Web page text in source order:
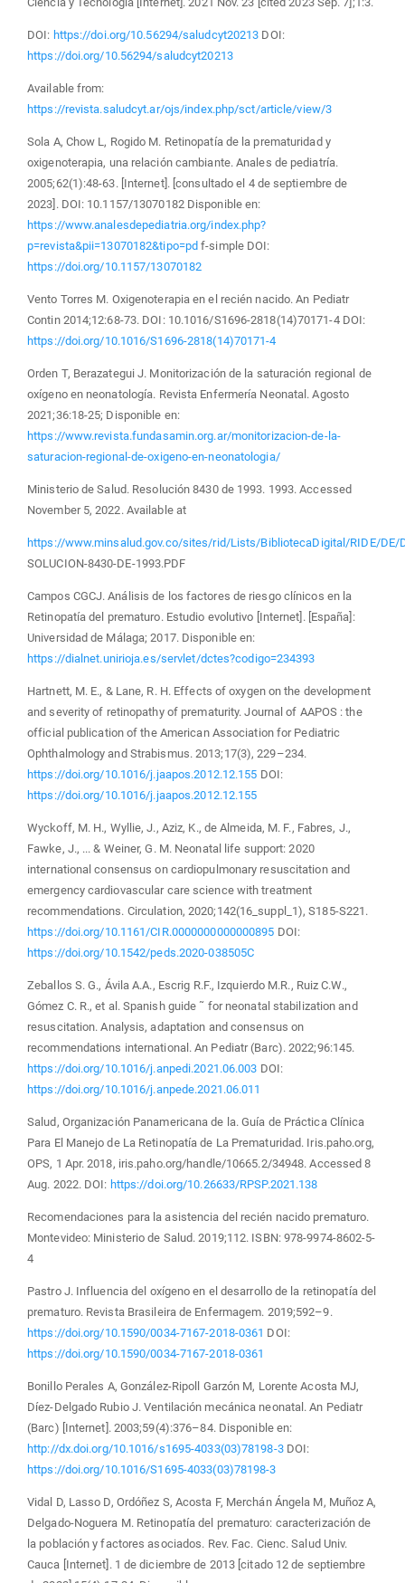
DOI: https://doi.org/10.56294/saludcyt20213 DOI:
https://doi.org/10.56294/saludcyt20213
Available from:
https://revista.saludcyt.ar/ojs/index.php/sct/article/view/3
Sola A, Chow L, Rogido M. Retinopatía de la prematuridad y
oxigenoterapia, una relación cambiante. Anales de pediatría.
2005;62(1):48-63. [Internet]. [consultado el 4 de septiembre de
2023]. DOI: 10.1157/13070182 Disponible en:
https://www.analesdepediatria.org/index.php?
p=revista&pii=13070182&tipo=pd f-simple DOI:
https://doi.org/10.1157/13070182
Vento Torres M. Oxigenoterapia en el recién nacido. An Pediatr
Contin 2014;12:68-73. DOI: 10.1016/S1696-2818(14)70171-4 DOI:
https://doi.org/10.1016/S1696-2818(14)70171-4
Orden T, Berazategui J. Monitorización de la saturación regional de
oxígeno en neonatología. Revista Enfermería Neonatal. Agosto
2021;36:18-25; Disponible en:
https://www.revista.fundasamin.org.ar/monitorizacion-de-la-
saturacion-regional-de-oxigeno-en-neonatologia/
Ministerio de Salud. Resolución 8430 de 1993. 1993. Accessed
November 5, 2022. Available at
https://www.minsalud.gov.co/sites/rid/Lists/BibliotecaDigital/RIDE/DE/
SOLUCION-8430-DE-1993.PDF
Campos CGCJ. Análisis de los factores de riesgo clínicos en la
Retinopatía del prematuro. Estudio evolutivo [Internet]. [España]:
Universidad de Málaga; 2017. Disponible en:
https://dialnet.unirioja.es/servlet/dctes?codigo=234393
Hartnett, M. E., & Lane, R. H. Effects of oxygen on the development
and severity of retinopathy of prematurity. Journal of AAPOS : the
official publication of the American Association for Pediatric
Ophthalmology and Strabismus. 2013;17(3), 229–234.
https://doi.org/10.1016/j.jaapos.2012.12.155 DOI:
https://doi.org/10.1016/j.jaapos.2012.12.155
Wyckoff, M. H., Wyllie, J., Aziz, K., de Almeida, M. F., Fabres, J.,
Fawke, J., ... & Weiner, G. M. Neonatal life support: 2020
international consensus on cardiopulmonary resuscitation and
emergency cardiovascular care science with treatment
recommendations. Circulation, 2020;142(16_suppl_1), S185-S221.
https://doi.org/10.1161/CIR.0000000000000895 DOI:
https://doi.org/10.1542/peds.2020-038505C
Zeballos S. G., Ávila A.A., Escrig R.F., Izquierdo M.R., Ruiz C.W.,
Gómez C. R., et al. Spanish guide ˜ for neonatal stabilization and
resuscitation. Analysis, adaptation and consensus on
recommendations international. An Pediatr (Barc). 2022;96:145.
https://doi.org/10.1016/j.anpedi.2021.06.003 DOI:
https://doi.org/10.1016/j.anpede.2021.06.011
Salud, Organización Panamericana de la. Guía de Práctica Clínica
Para El Manejo de La Retinopatía de La Prematuridad. Iris.paho.org,
OPS, 1 Apr. 2018, iris.paho.org/handle/10665.2/34948. Accessed 8
Aug. 2022. DOI: https://doi.org/10.26633/RPSP.2021.138
Recomendaciones para la asistencia del recién nacido prematuro.
Montevideo: Ministerio de Salud. 2019;112. ISBN: 978-9974-8602-5-
4
Pastro J. Influencia del oxígeno en el desarrollo de la retinopatía del
prematuro. Revista Brasileira de Enfermagem. 2019;592–9.
https://doi.org/10.1590/0034-7167-2018-0361 DOI:
https://doi.org/10.1590/0034-7167-2018-0361
Bonillo Perales A, González-Ripoll Garzón M, Lorente Acosta MJ,
Díez-Delgado Rubio J. Ventilación mecánica neonatal. An Pediatr
(Barc) [Internet]. 2003;59(4):376–84. Disponible en:
http://dx.doi.org/10.1016/s1695-4033(03)78198-3DOI:
https://doi.org/10.1016/S1695-4033(03)78198-3
Vidal D, Lasso D, Ordóñez S, Acosta F, Merchán Ángela M, Muñoz A,
Delgado-Noguera M. Retinopatía del prematuro: caracterización de
la población y factores asociados. Rev. Fac. Cienc. Salud Univ.
Cauca [Internet]. 1 de diciembre de 2013 [citado 12 de septiembre